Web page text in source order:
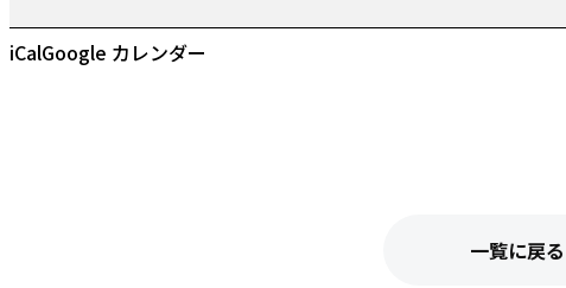
売
り
iCalGoogle カレンダー
一覧に戻る